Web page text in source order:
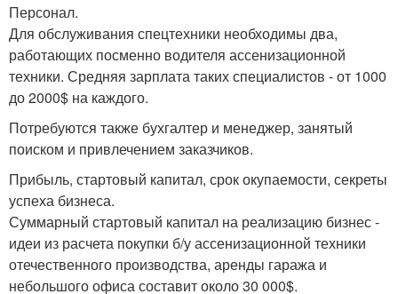
Персонал.
Для обслуживания спецтехники необходимы два,
работающих посменно водителя ассенизационной
техники. Средняя зарплата таких специалистов - от 1000
до 2000$ на каждого.
Потребуются также бухгалтер и менеджер, занятый
поиском и привлечением заказчиков.
Прибыль, стартовый капитал, срок окупаемости, секреты
успеха бизнеса.
Суммарный стартовый капитал на реализацию бизнес -
идеи из расчета покупки б/у ассенизационной техники
отечественного производства, аренды гаража и
небольшого офиса составит около 30 000$.